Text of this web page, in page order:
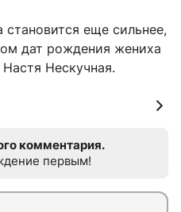
становится еще сильнее,
дат рождения жениха
Нескучная.
комментария.
первым!